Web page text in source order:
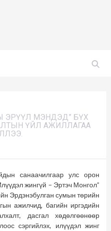
ЭРҮҮЛ МЭНДЭД” БҮХ
ҮЙЛ АЖИЛЛАГАА
санаачилгаар улс орон
жингүй – Эртэч Монгол”
Эрдэнэбулган сумын төрийн
ажилчид, багийн иргэдийн
дасгал хөдөлгөөнөөр
сэргийлэх, илүүдэл жинг